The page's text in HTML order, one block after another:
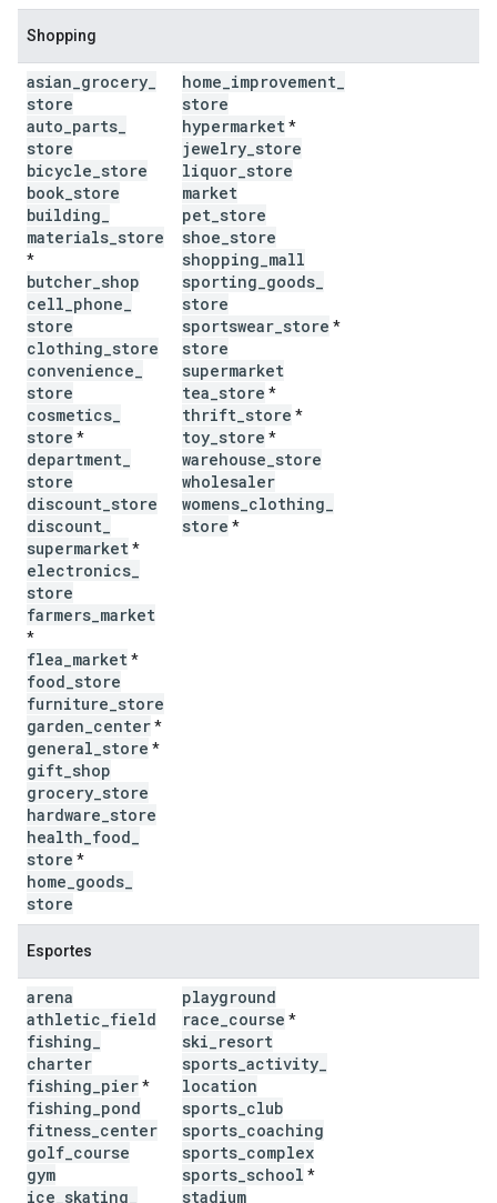
Shopping
asian grocery
store
auto parts
store
bicycle store
book store
building
materials store
*
butcher shop
cell phone
store
clothing store
convenience
store
cosmetics
store *
department
store
discount store
discount
supermarket*
electronics
store
farmers market
*
flea market*
food store
furniture store
garden center*
general store *
gift shop
grocery store
hardware store
health food
store *
home goods
store
home improvement
store
hypermarket*
jewelry store
liquor store
market
pet store
shoe store
shopping mall
sporting goods
store
sportswear store *
store
supermarket
tea store *
thrift store *
toy store *
warehouse store
wholesaler
womens clothing
store *
Esportes
arena
athletic field
fishing
charter
fishing pier*
fishing pond
fitness center
golf course
gym
ice skating
playground
race course *
ski resort
sports activity
location
sports club
sports coaching
sports complex
sports school *
stadium